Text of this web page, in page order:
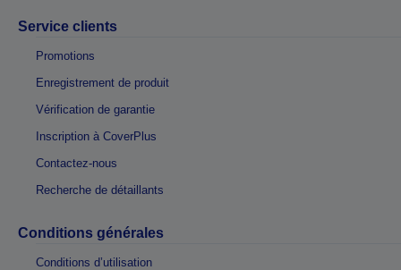
Service clients
Promotions
Enregistrement de produit
Vérification de garantie
Inscription à CoverPlus
Contactez-nous
Recherche de détaillants
Conditions générales
Conditions d’utilisation